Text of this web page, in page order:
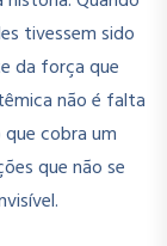
tivessem sido
da força que
não é falta
cobra um
que não se